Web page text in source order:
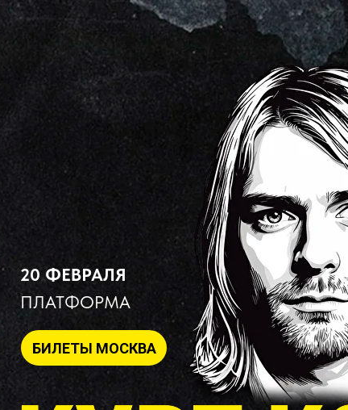
БИЛЕТЫ МОСКВА
20 ФЕВРАЛЯ
ПЛАТФОРМА